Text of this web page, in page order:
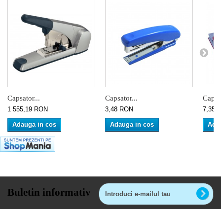
Capsator...
1 555,19 RON
Adauga in cos
Capsator...
3,48 RON
Adauga in cos
7,35
Buletin informativ